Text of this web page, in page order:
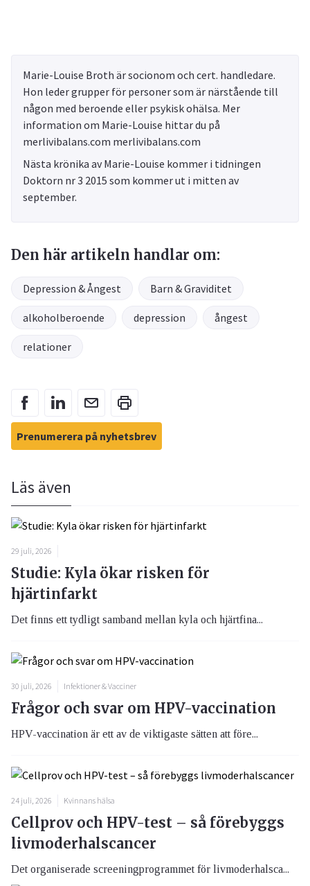
Marie-Louise Broth är socionom och cert. handledare.
Hon leder grupper för personer som är närstående till
någon med beroende eller psykisk ohälsa. Mer
information om Marie-Louise hittar du på
merlivibalans.com merlivibalans.com
Nästa krönika av Marie-Louise kommer i tidningen
Doktorn nr 3 2015 som kommer ut i mitten av
september.
Den här artikeln handlar om:
Depression & Ångest Barn & Graviditet
alkoholberoende depression ångest
relationer
Prenumerera på nyhetsbrev
Läs även
29 juli, 2026
Studie: Kyla ökar risken för
hjärtinfarkt
Det finns ett tydligt samband mellan kyla och hjärtfina...
30 juli, 2026 Infektioner & Vacciner
Frågor och svar om HPV-vaccination
HPV-vaccination är ett av de viktigaste sätten att före...
24 juli, 2026 Kvinnans hälsa
Cellprov och HPV-test – så förebyggs
livmoderhalscancer
Det organiserade screeningprogrammet för livmoderhalsca...